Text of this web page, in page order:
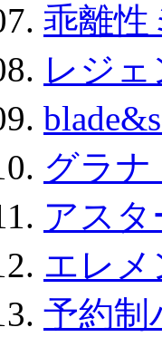
乖離性
レジ
グラ
アスタ
エレ
予約制